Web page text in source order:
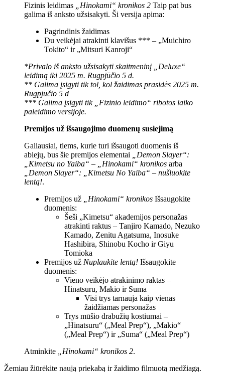
Fizinis leidimas
„Hinokami“ kronikos 2 Taip pat bus
galima iš anksto užsisakyti. Ši versija apima:
Pagrindinis žaidimas
Du veikėjai atrakinti klavišus *** – „Muichiro
Tokito“ ir „Mitsuri Kanroji“
*Privalo iš anksto užsisakyti skaitmeninį „Deluxe“
leidimą iki 2025 m. Rugpjūčio 5 d.
** Galima įsigyti tik tol, kol žaidimas prasidės 2025 m.
Rugpjūčio 5 d
*** Galima įsigyti tik „Fizinio leidimo“ ribotos laiko
paleidimo versijoje.
Premijos už išsaugojimo duomenų susiejimą
Galiausiai, tiems, kurie turi išsaugoti duomenis iš
abiejų, bus šie premijos elementai
„Demon Slayer“:
„Kimetsu no Yaiba“ – „Hinokami“ kronikos arba
„Demon Slayer“: „Kimetsu No Yaiba“ – nušluokite
lentą!.
Premijos už
„Hinokami“ kronikos Išsaugokite
duomenis:
Šeši „Kimetsu“ akademijos personažas
atrakinti raktus – Tanjiro Kamado, Nezuko
Kamado, Zenitu Agatsuma, Inosuke
Hashibira, Shinobu Kocho ir Giyu
Tomioka
Premijos už Nuplaukite lentą! Išsaugokite
duomenis:
Vieno veikėjo atrakinimo raktas –
Hinatsuru, Makio ir Suma
Visi trys tarnauja kaip vienas
žaidžiamas personažas
Trys mūšio drabužių kostiumai –
„Hinatsuru“ („Meal Prep“), „Makio“
(„Meal Prep“) ir „Suma“ („Meal Prep“)
Atminkite
„Hinokami“ kronikos 2.
Žemiau žiūrėkite naują priekabą ir žaidimo filmuotą medžiagą.